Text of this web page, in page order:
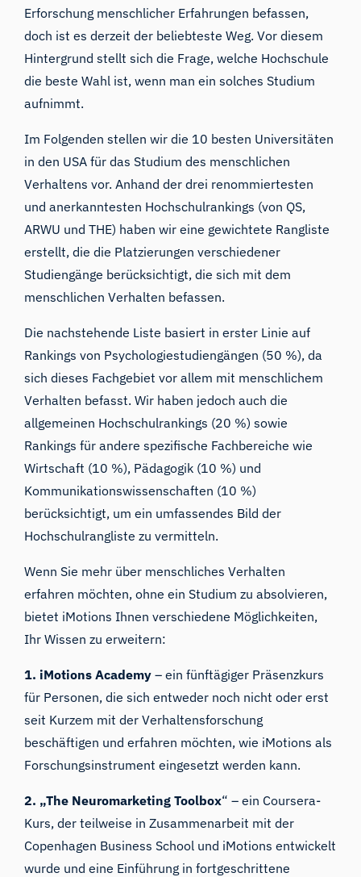
Erforschung menschlicher Erfahrungen befassen,
doch ist es derzeit der beliebteste Weg. Vor diesem
Hintergrund stellt sich die Frage, welche Hochschule
die beste Wahl ist, wenn man ein solches Studium
aufnimmt.
Im Folgenden stellen wir die 10 besten Universitäten
in den USA für das Studium des menschlichen
Verhaltens vor. Anhand der drei renommiertesten
und anerkanntesten Hochschulrankings (von QS,
ARWU undTHE) haben wir eine gewichtete Rangliste
erstellt, die die Platzierungen verschiedener
Studiengänge berücksichtigt, die sich mit dem
menschlichen Verhalten befassen.
Die nachstehende Liste basiert in erster Linie auf
Rankings von Psychologiestudiengängen (50 %), da
sich dieses Fachgebiet vor allem mit menschlichem
Verhalten befasst. Wir haben jedoch auch die
allgemeinen Hochschulrankings (20 %) sowie
Rankings für andere spezifische Fachbereiche wie
Wirtschaft (10 %), Pädagogik (10 %) und
Kommunikationswissenschaften (10 %)
berücksichtigt, um ein umfassendes Bild der
Hochschulrangliste zu vermitteln.
Wenn Sie mehr über menschliches Verhalten
erfahren möchten, ohne ein Studium zu absolvieren,
bietet iMotions Ihnen verschiedene Möglichkeiten,
Ihr Wissen zu erweitern:
1. iMotions Academy – ein fünftägiger Präsenzkurs
für Personen, die sich entweder noch nicht oder erst
seit Kurzem mit der Verhaltensforschung
beschäftigen und erfahren möchten, wie iMotions als
Forschungsinstrument eingesetzt werden kann.
2. „The Neuromarketing Toolbox“ – ein Coursera-
Kurs, der teilweise in Zusammenarbeit mit der
Copenhagen Business School und iMotions entwickelt
wurde und eine Einführung in fortgeschrittene